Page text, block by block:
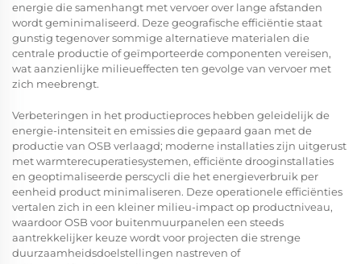
energie die samenhangt met vervoer over lange afstanden
wordt geminimaliseerd. Deze geografische efficiëntie staat
gunstig tegenover sommige alternatieve materialen die
centrale productie of geïmporteerde componenten vereisen,
wat aanzienlijke milieueffecten ten gevolge van vervoer met
zich meebrengt.
Verbeteringen in het productieproces hebben geleidelijk de
energie-intensiteit en emissies die gepaard gaan met de
productie van OSB verlaagd; moderne installaties zijn uitgerust
met warmterecuperatiesystemen, efficiënte drooginstallaties
en geoptimaliseerde perscycli die het energieverbruik per
eenheid product minimaliseren. Deze operationele efficiënties
vertalen zich in een kleiner milieu-impact op productniveau,
waardoor OSB voor buitenmuurpanelen een steeds
aantrekkelijker keuze wordt voor projecten die strenge
duurzaamheidsdoelstellingen nastreven of